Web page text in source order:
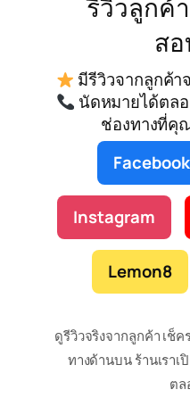
รีวิวลูกค้
ส
มีรีวิวจากลูกค้า
นัดหมายได้ตลอ
ช่องทางที่คุ
Facebook
Instagram
Lemon8
ดูรีวิวจริงจากลูกค้า เช็
ทางด้านบน ร้านเรา
ตล